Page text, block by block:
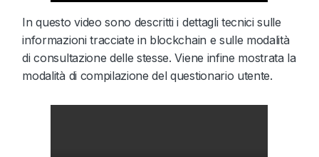
In questo video sono descritti i dettagli tecnici sulle
informazioni tracciate in blockchain e sulle modalità
di consultazione delle stesse. Viene infine mostrata la
modalità di compilazione del questionario utente.